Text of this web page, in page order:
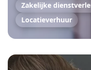
Zakelijke
Locatieverhuur